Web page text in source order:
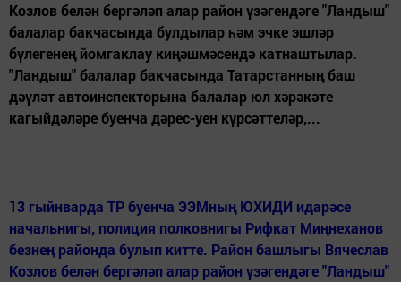
Козлов белән бергәләп алар район үзәгендәге "Ландыш"
балалар бакчасында булдылар һәм эчке эшләр
бүлегенең йомгаклау киңәшмәсендә катнаштылар.
"Ландыш" балалар бакчасында Татарстанның баш
дәүләт автоинспекторына балалар юл хәрәкәте
кагыйдәләре буенча дәрес-уен күрсәттеләр,...
13 гыйнварда ТР буенча ЭЭМның ЮХИДИ идарәсе
начальнигы, полиция полковнигы Рифкат Миңнеханов
безнең районда булып китте. Район башлыгы Вячеслав
Козлов белән бергәләп алар район үзәгендәге "Ландыш"